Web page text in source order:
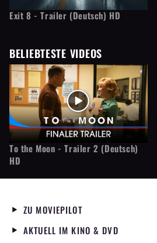
Exit 8 - Trailer (Deutsch) HD
BELIEBTESTE VIDEOS
To the Moon - Trailer 2 (Deutsch)
HD
ZU MOVIEPILOT
AKTUELL IM KINO & DVD